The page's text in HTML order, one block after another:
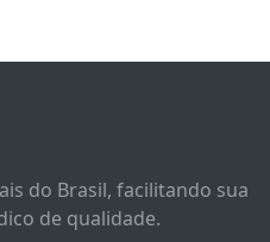
do Brasil, facilitando sua
de qualidade.